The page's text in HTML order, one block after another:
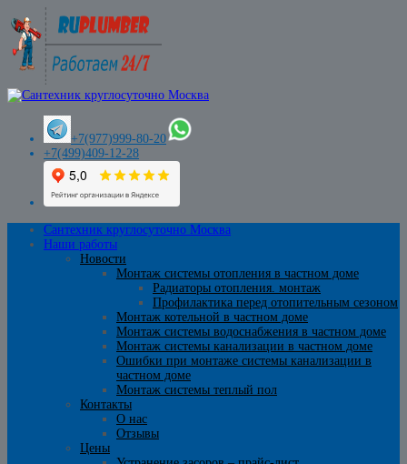
+7(977)999-80-20
+7(499)409-12-28
Сантехник круглосуточно Москва
Наши работы
Новости
Монтаж системы отопления в частном доме
Радиаторы отопления. монтаж
Профилактика перед отопительным сезоном
Монтаж котельной в частном доме
Монтаж системы водоснабжения в частном доме
Монтаж системы канализации в частном доме
Ошибки при монтаже системы канализации в
частном доме
Монтаж системы теплый пол
Контакты
О нас
Отзывы
Цены